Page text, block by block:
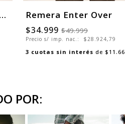
Chomba Manga Larga Alternative Polo Remera Enter Over
$34.999 $49.999
Precio s/ imp. nac.: $28.924,79
3 cuotas sin interés de
POR: